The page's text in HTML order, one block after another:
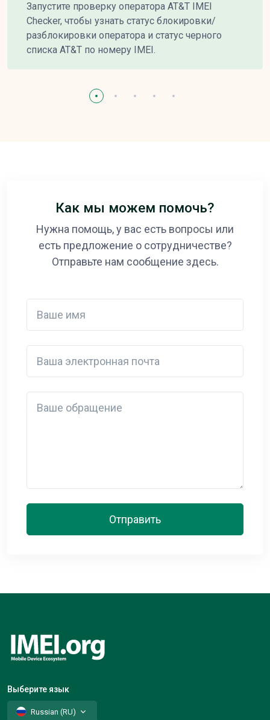
Запустите проверку оператора AT&T IMEI
Checker, чтобы узнать статус блокировки/
разблокировки оператора и статус черного
списка AT&T по номеру IMEI.
Как мы можем помочь?
Нужна помощь, у вас есть вопросы или
есть предложение о сотрудничестве?
Отправьте нам сообщение здесь.
Отправить
Выберите язык
Russian (RU)